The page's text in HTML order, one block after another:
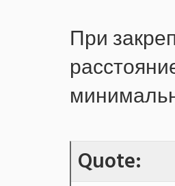
При
Quote: